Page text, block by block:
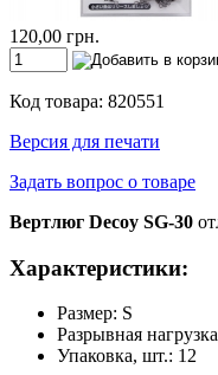
120,00 грн.
Код товара: 820551
Версия для печати
Задать вопрос о товаре
Вертлюг Decoy SG-30
Характеристики:
Размер: S
Разрывная
Упаковка, шт.: 12